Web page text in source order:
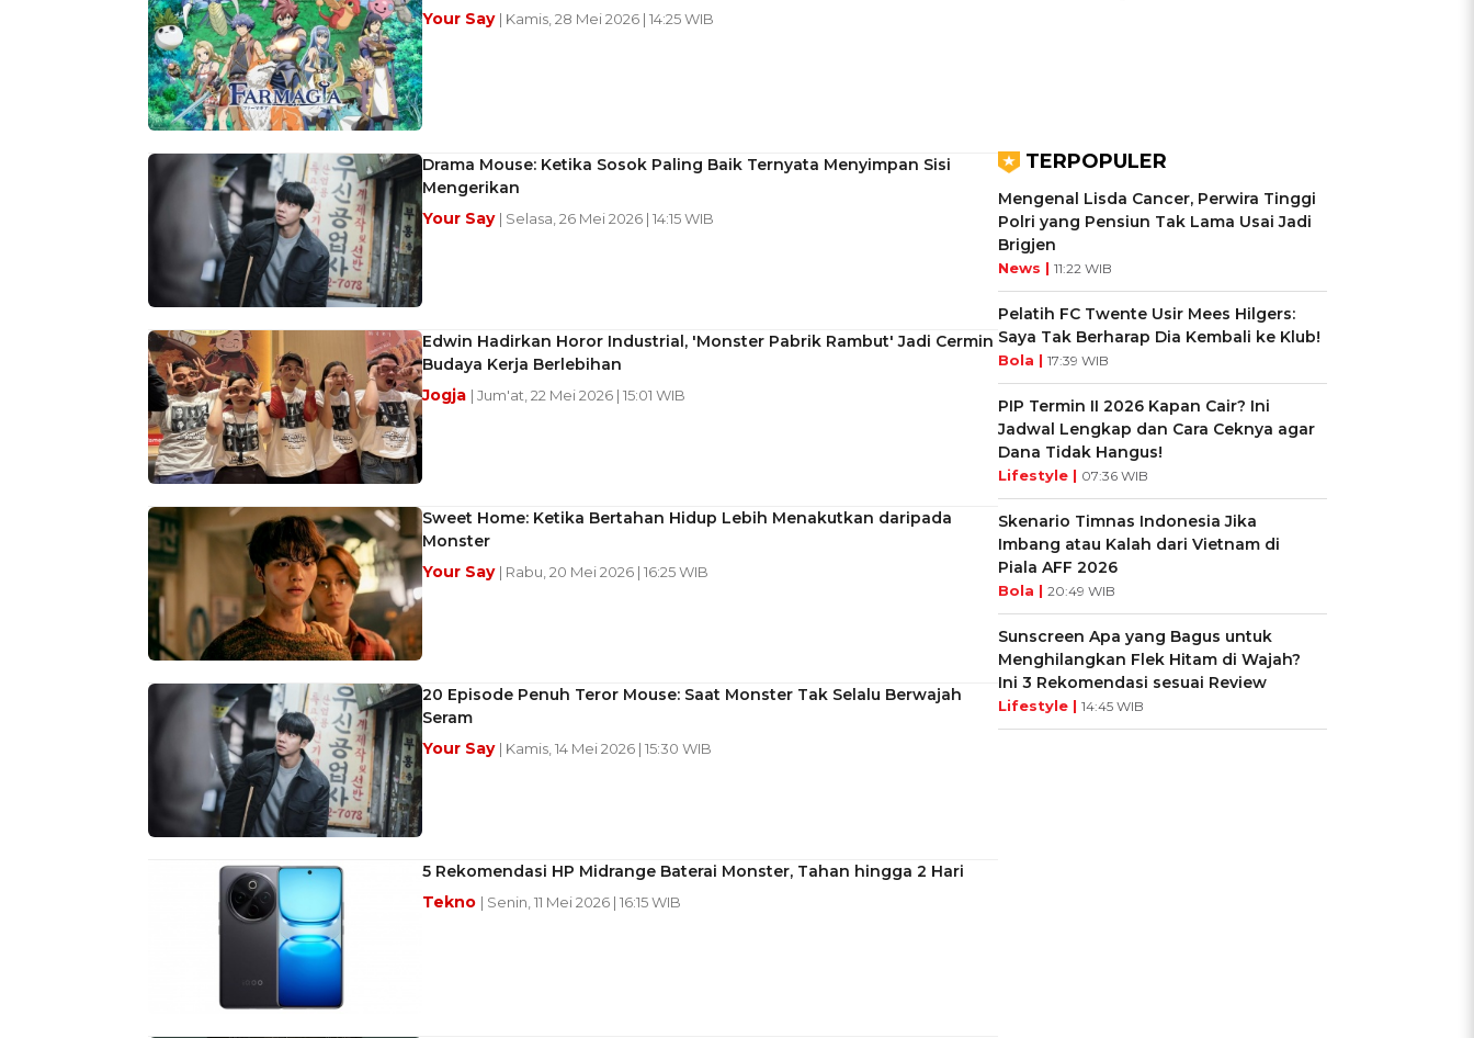
Your Say | Kamis, 28 Mei 2026 | 14:25 WIB
Drama Mouse: Ketika Sosok Paling Baik Ternyata Menyimpan Sisi
Mengerikan
Your Say | Selasa, 26 Mei 2026 | 14:15 WIB
Edwin Hadirkan Horor Industrial, 'Monster Pabrik Rambut' Jadi Cermin
Budaya Kerja Berlebihan
Jogja | Jum'at, 22 Mei 2026 | 15:01 WIB
Sweet Home: Ketika Bertahan Hidup Lebih Menakutkan daripada
Monster
Your Say | Rabu, 20 Mei 2026 | 16:25 WIB
20 Episode Penuh Teror Mouse: Saat Monster Tak Selalu Berwajah
Seram
Your Say | Kamis, 14 Mei 2026 | 15:30 WIB
5 Rekomendasi HP Midrange Baterai Monster, Tahan hingga 2 Hari
Tekno | Senin, 11 Mei 2026 | 16:15 WIB
TERPOPULER
Mengenal Lisda Cancer, Perwira Tinggi
Polri yang Pensiun Tak Lama Usai Jadi
Brigjen
News | 11:22 WIB
Pelatih FC Twente Usir Mees Hilgers:
Saya Tak Berharap Dia Kembali ke Klub!
Bola | 17:39 WIB
PIP Termin II 2026 Kapan Cair? Ini
Jadwal Lengkap dan Cara Ceknya agar
Dana Tidak Hangus!
Lifestyle | 07:36 WIB
Skenario Timnas Indonesia Jika
Imbang atau Kalah dari Vietnam di
Piala AFF 2026
Bola | 20:49 WIB
Sunscreen Apa yang Bagus untuk
Menghilangkan Flek Hitam di Wajah?
Ini 3 Rekomendasi sesuai Review
Lifestyle | 14:45 WIB